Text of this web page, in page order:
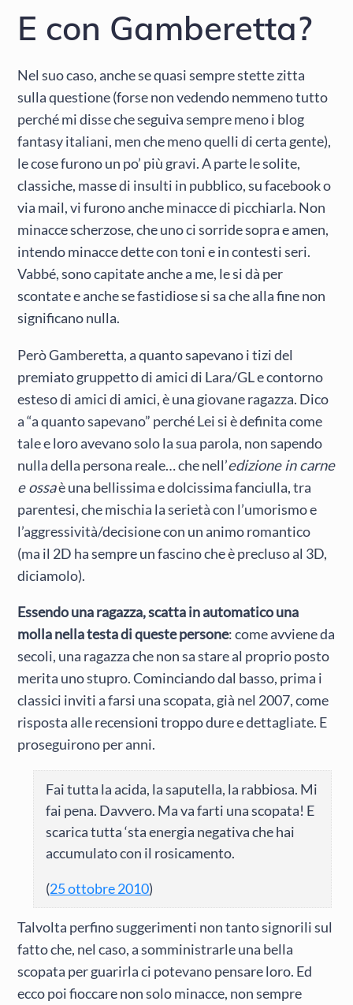
E con Gamberetta?
Nel suo caso, anche se quasi sempre stette zitta
sulla questione (forse non vedendo nemmeno tutto
perché mi disse che seguiva sempre meno i blog
fantasy italiani, men che meno quelli di certa gente),
le cose furono un po’ più gravi. A parte le solite,
classiche, masse di insulti in pubblico, su facebook o
via mail, vi furono anche minacce di picchiarla. Non
minacce scherzose, che uno ci sorride sopra e amen,
intendo minacce dette con toni e in contesti seri.
Vabbé, sono capitate anche a me, le si dà per
scontate e anche se fastidiose si sa che alla fine non
significano nulla.
Però Gamberetta, a quanto sapevano i tizi del
premiato gruppetto di amici di Lara/GL e contorno
esteso di amici di amici, è una giovane ragazza. Dico
a “a quanto sapevano” perché Lei si è definita come
tale e loro avevano solo la sua parola, non sapendo
nulla della persona reale… che nell’edizione in carne
e ossaè una bellissima e dolcissima fanciulla, tra
parentesi, che mischia la serietà con l’umorismo e
l’aggressività/decisione con un animo romantico
(ma il 2D ha sempre un fascino che è precluso al 3D,
diciamolo).
Essendo una ragazza, scatta in automatico una
molla nella testa di queste persone: come avviene da
secoli, una ragazza che non sa stare al proprio posto
merita uno stupro. Cominciando dal basso, prima i
classici inviti a farsi una scopata, già nel 2007, come
risposta alle recensioni troppo dure e dettagliate. E
proseguirono per anni.
Fai tutta la acida, la saputella, la rabbiosa. Mi
fai pena. Davvero. Ma va farti una scopata! E
scarica tutta ‘sta energia negativa che hai
accumulato con il rosicamento.
(25 ottobre 2010)
Talvolta perfino suggerimenti non tanto signorili sul
fatto che, nel caso, a somministrarle una bella
scopata per guarirla ci potevano pensare loro. Ed
ecco poi fioccare non solo minacce, non sempre